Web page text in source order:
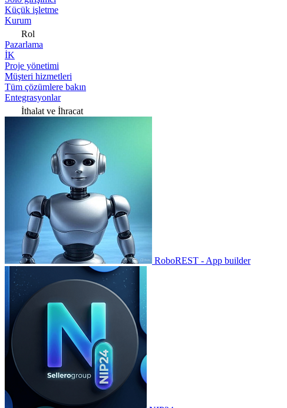
Küçük işletme
Kurum
Rol
Pazarlama
İK
Proje yönetimi
Müşteri hizmetleri
Tüm çözümlere bakın
Entegrasyonlar
İthalat ve İhracat
RoboREST - App builder